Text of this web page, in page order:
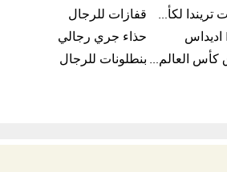
كرات تريندا لكأس العالم FIFA 26™
قفازات للرجال
حذاء جري رجالي
فرق كأس العالم FIFA 26™ بنطلونات للرجال